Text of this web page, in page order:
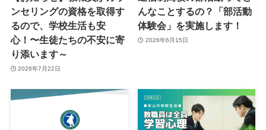
ンセリングの資格を取得す
るので、学校生活も安
心！〜生徒たちの不安に寄
り添います～
2026年7月22日
んなことするの？「部活動
体験会」を実施します！
2026年6月15日